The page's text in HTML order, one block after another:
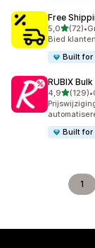
Free
5,0van 5
(72)
72 •
Bied
Built for
RUBIX
4,9van 5
(129)
129 •
Built for
1